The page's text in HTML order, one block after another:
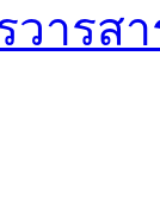
ารส